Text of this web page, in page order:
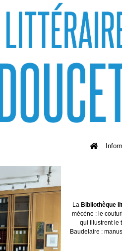
La Bibliothèque
mécène : le
qui illustrent le
Baudelaire :